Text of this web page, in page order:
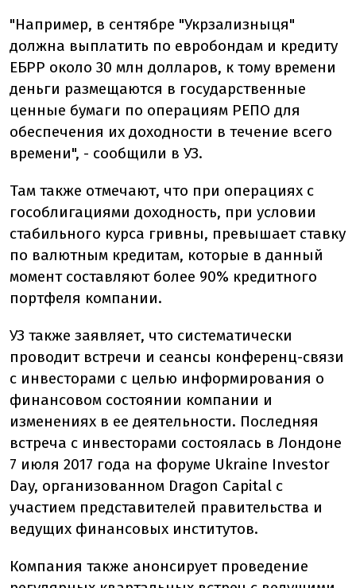
"Например, в сентябре "Укрзализныця"
должна выплатить по евробондам и кредиту
ЕБРР около 30 млн долларов, к тому времени
деньги размещаются в государственные
ценные бумаги по операциям РЕПО для
обеспечения их доходности в течение всего
времени", - сообщили в УЗ.
Там также отмечают, что при операциях с
гособлигациями доходность, при условии
стабильного курса гривны, превышает ставку
по валютным кредитам, которые в данный
момент составляют более 90% кредитного
портфеля компании.
УЗ также заявляет, что систематически
проводит встречи и сеансы конференц-связи
с инвесторами с целью информирования о
финансовом состоянии компании и
изменениях в ее деятельности. Последняя
встреча с инвесторами состоялась в Лондоне
7 июля 2017 года на форуме Ukraine Investor
Day, организованном Dragon Capital с
участием представителей правительства и
ведущих финансовых институтов.
Компания также анонсирует проведение